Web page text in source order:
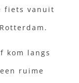
fiets vanuit
kom langs
ruime